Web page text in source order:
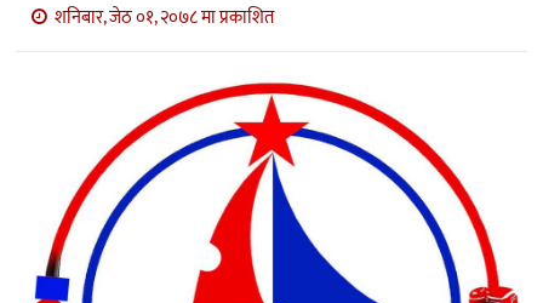
बाणिज्य
शनिबार, जेठ ०१, २०७८ मा प्रकाशित